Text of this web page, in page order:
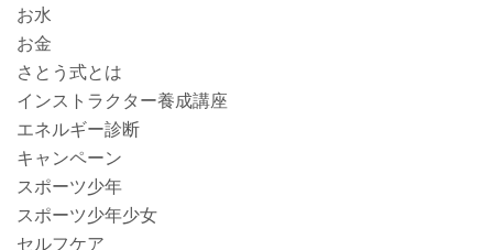
お水
お金
さとう式とは
インストラクター養成講座
エネルギー診断
キャンペーン
スポーツ少年
スポーツ少年少女
セルフケア